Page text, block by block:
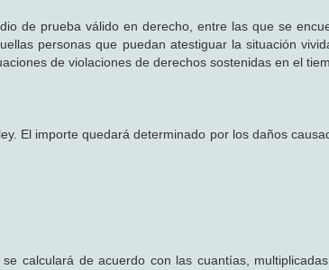
de prueba válido en derecho, entre las que se
personas que puedan atestiguar la situación
de violaciones de derechos sostenidas en el
El importe quedará determinado por los daños
calculará de acuerdo con las cuantías,